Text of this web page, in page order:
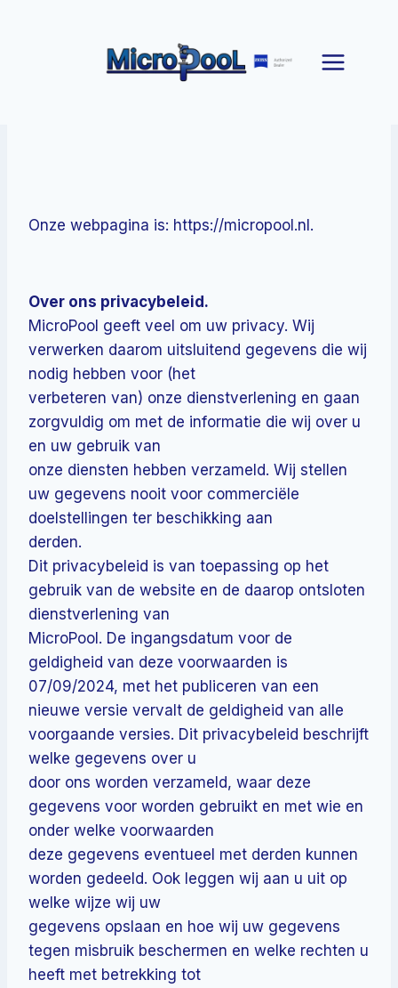
Wie wij zijn.
Onze webpagina is: https://micropool.nl.
Over ons privacybeleid.
MicroPool geeft veel om uw privacy. Wij
verwerken daarom uitsluitend gegevens die wij
nodig hebben voor (het
verbeteren van) onze dienstverlening en gaan
zorgvuldig om met de informatie die wij over u
en uw gebruik van
onze diensten hebben verzameld. Wij stellen
uw gegevens nooit voor commerciële
doelstellingen ter beschikking aan
derden.
Dit privacybeleid is van toepassing op het
gebruik van de website en de daarop ontsloten
dienstverlening van
MicroPool. De ingangsdatum voor de
geldigheid van deze voorwaarden is
07/09/2024, met het publiceren van een
nieuwe versie vervalt de geldigheid van alle
voorgaande versies. Dit privacybeleid beschrijft
welke gegevens over u
door ons worden verzameld, waar deze
gegevens voor worden gebruikt en met wie en
onder welke voorwaarden
deze gegevens eventueel met derden kunnen
worden gedeeld. Ook leggen wij aan u uit op
welke wijze wij uw
gegevens opslaan en hoe wij uw gegevens
tegen misbruik beschermen en welke rechten u
heeft met betrekking tot